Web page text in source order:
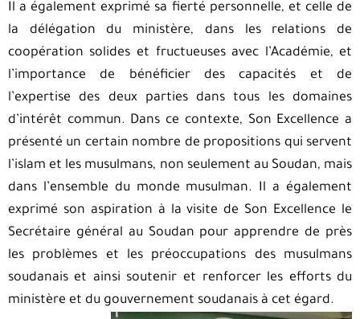
Il a également exprimé sa fierté personnelle, et celle de
la délégation du ministère, dans les relations de
coopération solides et fructueuses avec l’Académie, et
l’importance de bénéficier des capacités et de
l’expertise des deux parties dans tous les domaines
d’intérêt commun. Dans ce contexte, Son Excellence a
présenté un certain nombre de propositions qui servent
l’islam et les musulmans, non seulement au Soudan, mais
dans l’ensemble du monde musulman. Il a également
exprimé son aspiration à la visite de Son Excellence le
Secrétaire général au Soudan pour apprendre de près
les problèmes et les préoccupations des musulmans
soudanais et ainsi soutenir et renforcer les efforts du
ministère et du gouvernement soudanais à cet égard.